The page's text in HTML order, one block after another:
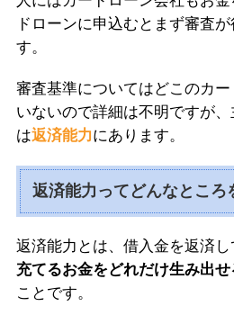
ドローンに申込むとまず審査
す。
審査基準についてはどこのカ
いないので詳細は不明ですが
は返済能力にあります。
返済能力ってどんなところ
返済能力とは、借入金を返済し
充てるお金をどれだけ生み出せ
ことです。